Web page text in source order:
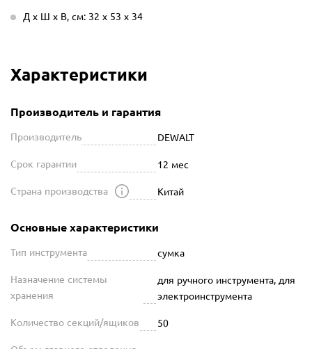
Д х Ш х В, см: 32 х 53 х 34
Характеристики
Производитель и гарантия
Производитель DEWALT
Срок гарантии 12 мес
Страна производства Китай
Основные характеристики
Тип инструмента сумка
Назначение системы
хранения
для ручного инструмента, для
электроинструмента
Количество секций/ящиков 50